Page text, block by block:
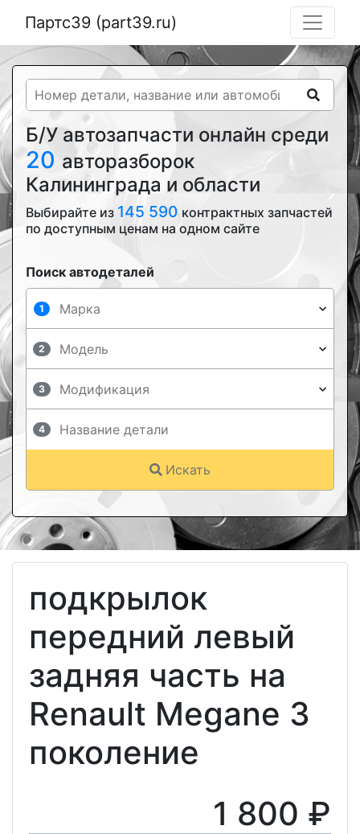
Партс39 (part39.ru)
Б/У автозапчасти онлайн среди
20 авторазборок
Калининграда и области
Выбирайте из 145 590 контрактных запчастей
по доступным ценам на одном сайте
Поиск автодеталей
1
2
3
4
Искать
подкрылок
передний левый
задняя часть на
Renault Megane 3
поколение
1 800 ₽